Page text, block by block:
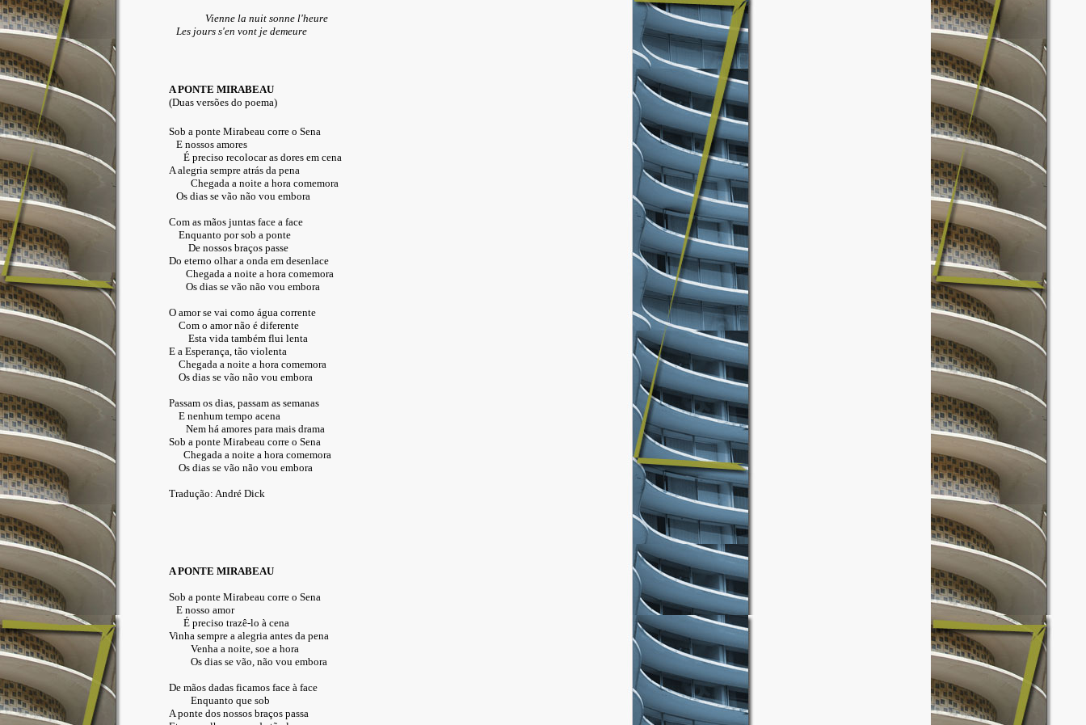
Vienne la nuit sonne l'heure
Les jours s'en vont je demeure
A PONTE MIRABEAU
(Duas versões do poema)
Sob a ponte Mirabeau corre o Sena
E nossos amores
É preciso recolocar as dores em cena
A alegria sempre atrás da pena
Chegada a noite a hora comemora
Os dias se vão não vou embora
Com as mãos juntas face a face
Enquanto por sob a ponte
De nossos braços passe
Do eterno olhar a onda em desenlace
Chegada a noite a hora comemora
Os dias se vão não vou embora
O amor se vai como água corrente
Com o amor não é diferente
Esta vida também flui lenta
E a Esperança, tão violenta
Chegada a noite a hora comemora
Os dias se vão não vou embora
Passam os dias, passam as semanas
E nenhum tempo acena
Nem há amores para mais drama
Sob a ponte Mirabeau corre o Sena
Chegada a noite a hora comemora
Os dias se vão não vou embora
Tradução: André Dick
A PONTE MIRABEAU
Sob a ponte Mirabeau corre o Sena
E nosso amor
É preciso trazê-lo à cena
Vinha sempre a alegria antes da pena
Venha a noite, soe a hora
Os dias se vão, não vou embora
De mãos dadas ficamos face à face
Enquanto que sob
A ponte dos nossos braços passa